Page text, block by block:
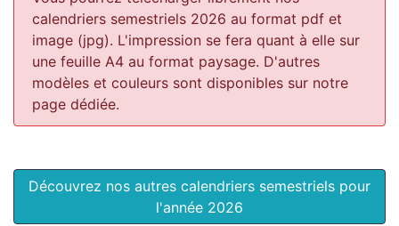
calendriers semestriels 2026 au format pdf et
image (jpg). L'impression se fera quant à elle sur
une feuille A4 au format paysage. D'autres
modèles et couleurs sont disponibles sur notre
page dédiée.
Découvrez nos autres calendriers semestriels pour
l'année 2026